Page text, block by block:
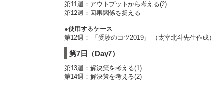
第11週：アウトプットから考える(2)
第12週：因果関係を捉える
●使用するケース
第12週： 「受験のコツ2019」 （太宰北斗先生作成）
第7日（Day7）
第13週：解決策を考える(1)
第14週：解決策を考える(2)